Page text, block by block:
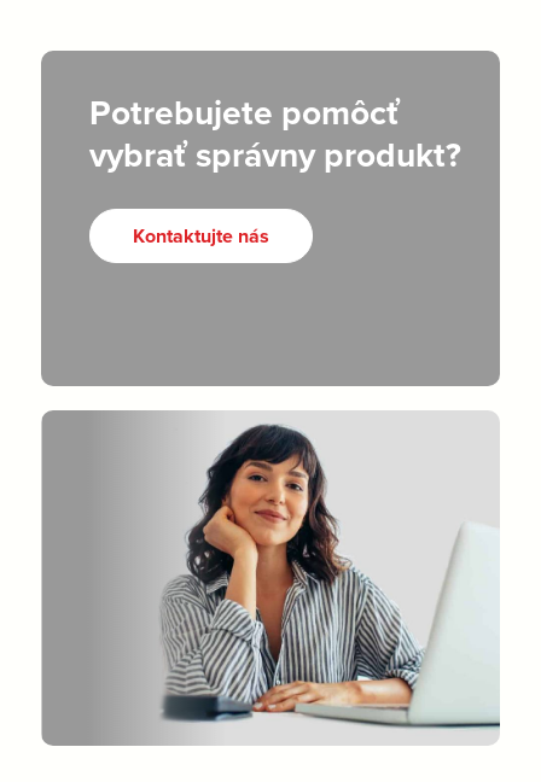
Potrebujete pomôcť
vybrať správny produkt?
Kontaktujte nás